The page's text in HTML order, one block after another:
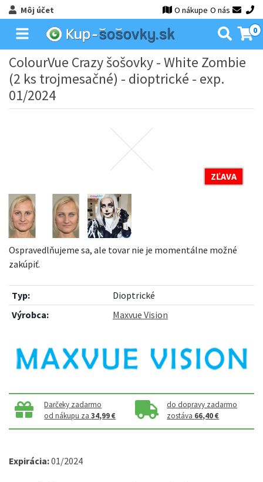
Môj účet O nákupe O nás
0
ColourVue Crazy šošovky - White Zombie
(2 ks trojmesačné) - dioptrické - exp.
01/2024
ZĽAVA
Ospravedlňujeme sa, ale tovar nie je momentálne možné
zakúpiť.
Typ:
Dioptrické
Výrobca:
Maxvue Vision
Darčeky zadarmo
od nákupu za34,99 €
do dopravy zadarmo
zostáva 66,40 €
Expirácia:01/2024